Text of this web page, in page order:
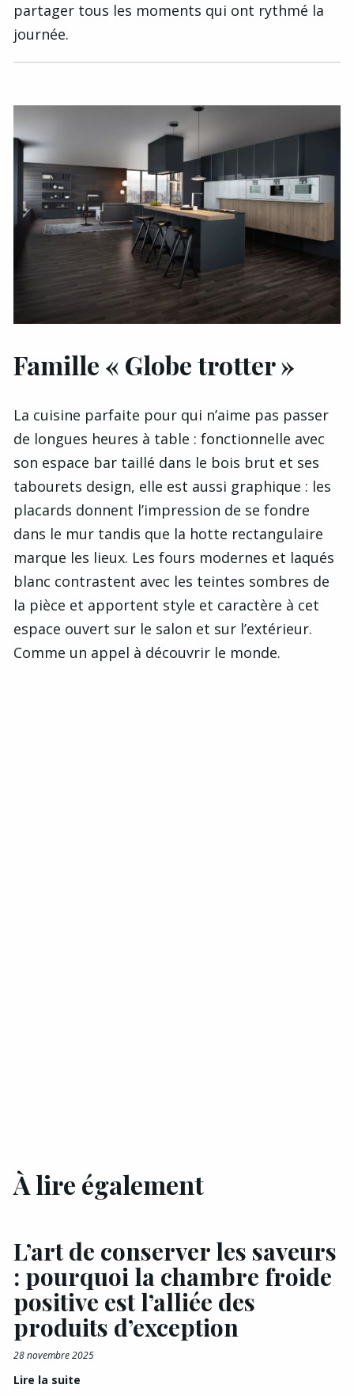
partager tous les moments qui ont rythmé la
journée.
Famille « Globe trotter »
La cuisine parfaite pour qui n’aime pas passer
de longues heures à table : fonctionnelle avec
son espace bar taillé dans le bois brut et ses
tabourets design, elle est aussi graphique : les
placards donnent l’impression de se fondre
dans le mur tandis que la hotte rectangulaire
marque les lieux. Les fours modernes et laqués
blanc contrastent avec les teintes sombres de
la pièce et apportent style et caractère à cet
espace ouvert sur le salon et sur l’extérieur.
Comme un appel à découvrir le monde.
À lire également
L’art de conserver les saveurs
: pourquoi la chambre froide
positive est l’alliée des
produits d’exception
28 novembre 2025
Lire la suite